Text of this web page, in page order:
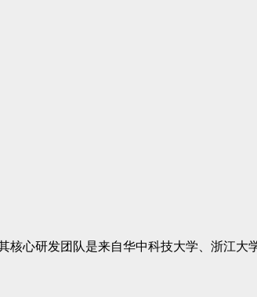
心研发团队是来自华中科技大学、浙江大